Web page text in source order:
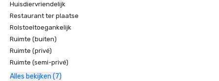
Huisdiervriendelijk
Restaurant ter plaatse
Rolstoeltoegankelijk
Ruimte (buiten)
Ruimte (privé)
Ruimte (semi-privé)
Alles bekijken (7)